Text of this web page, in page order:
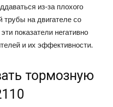
из-за плохого
трубы на двигателе со
показатели негативно
и их эффективности.
тормозную